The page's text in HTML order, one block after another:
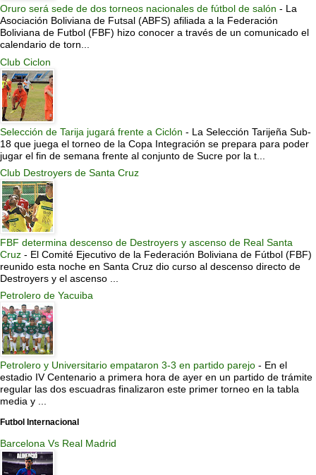
Oruro será sede de dos torneos nacionales de fútbol de salón - La
Asociación Boliviana de Futsal (ABFS) afiliada a la Federación
Boliviana de Futbol (FBF) hizo conocer a través de un comunicado el
calendario de torn...
Club Ciclon
Selección de Tarija jugará frente a Ciclón - La Selección Tarijeña Sub-
18 que juega el torneo de la Copa Integración se prepara para poder
jugar el fin de semana frente al conjunto de Sucre por la t...
Club Destroyers de Santa Cruz
FBF determina descenso de Destroyers y ascenso de Real Santa
Cruz - El Comité Ejecutivo de la Federación Boliviana de Fútbol (FBF)
reunido esta noche en Santa Cruz dio curso al descenso directo de
Destroyers y el ascenso ...
Petrolero de Yacuiba
Petrolero y Universitario empataron 3-3 en partido parejo - En el
estadio IV Centenario a primera hora de ayer en un partido de trámite
regular las dos escuadras finalizaron este primer torneo en la tabla
media y ...
Futbol Internacional
Barcelona Vs Real Madrid